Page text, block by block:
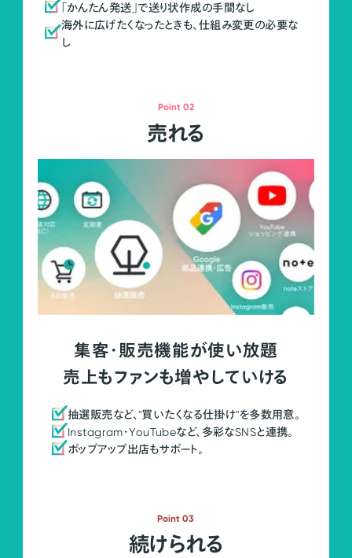
「かんたん発送」で送り状作成の手間なし
海外に広げたくなったときも、仕組み変更の必要な
し
Point 02
売れる
集客・販売機能が使い放題
売上もファンも増やしていける
抽選販売など、"買いたくなる仕掛け"を多数用意。
Instagram・YouTubeなど、多彩なSNSと連携。
ポップアップ出店もサポート。
Point 03
続けられる